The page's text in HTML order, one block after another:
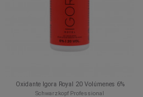
Oxidante Igora Royal 20 Volúmenes 6%
Schwarzkopf Professional